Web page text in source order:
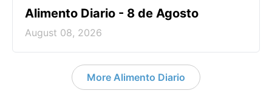
Alimento Diario - 8 de Agosto
August 08, 2026
More Alimento Diario